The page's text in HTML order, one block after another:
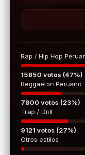
Rap / Hip Hop
15850 votos (47%)
Reggaeton Peruano
7800 votos (23%)
Trap / Drill
9121 votos (27%)
Otros estilos